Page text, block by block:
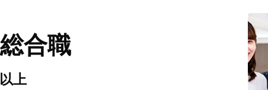
合職
上